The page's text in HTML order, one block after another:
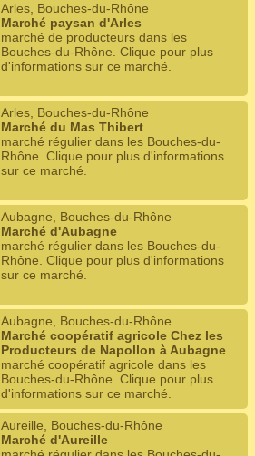
Arles, Bouches-du-Rhône
Marché paysan d'Arles
marché de producteurs dans les
Bouches-du-Rhône. Clique pour plus
d'informations sur ce marché.
Arles, Bouches-du-Rhône
Marché du Mas Thibert
marché régulier dans les Bouches-du-
Rhône. Clique pour plus d'informations
sur ce marché.
Aubagne, Bouches-du-Rhône
Marché d'Aubagne
marché régulier dans les Bouches-du-
Rhône. Clique pour plus d'informations
sur ce marché.
Aubagne, Bouches-du-Rhône
Marché coopératif agricole Chez les
Producteurs de Napollon à Aubagne
marché coopératif agricole dans les
Bouches-du-Rhône. Clique pour plus
d'informations sur ce marché.
Aureille, Bouches-du-Rhône
Marché d'Aureille